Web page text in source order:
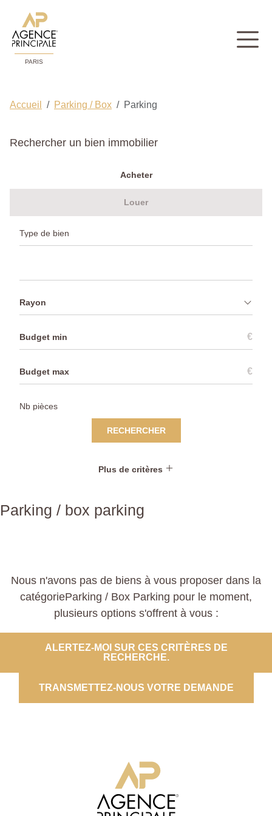
PARIS
Accueil Parking / Box Parking
Rechercher un bien immobilier
Acheter
Louer
Rayon
€
€
RECHERCHER
Plus de critères
Parking / box parking
Nous n'avons pas de biens à vous proposer dans la
catégorieParking / Box Parking pour le moment,
plusieurs options s'offrent à vous :
ALERTEZ-MOI SUR CES CRITÈRES DE
RECHERCHE.
TRANSMETTEZ-NOUS VOTRE DEMANDE